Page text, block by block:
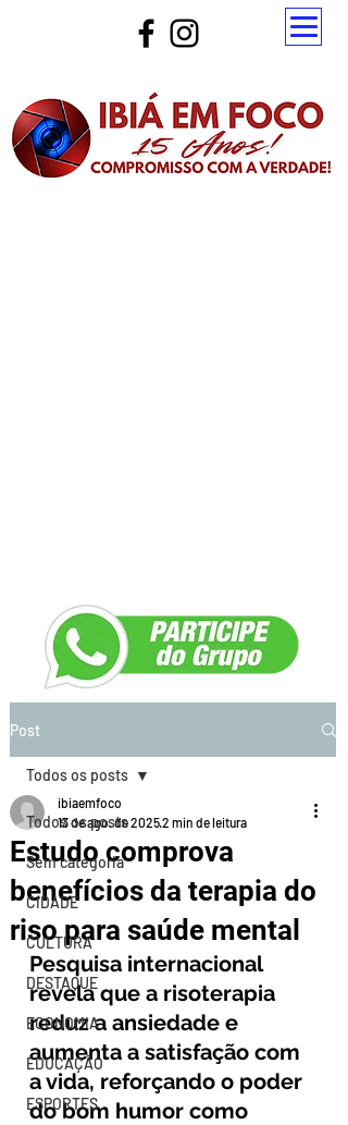
Post
Todos os posts
Sem categoria
CIDADE
CULTURA
DESTAQUE
ECONOMIA
EDUCAÇÃO
ESPORTES
Todos os posts
Estudo comprova
benefícios da terapia do
riso para saúde mental
ibiaemfoco
13 de ago. de 20252 min de leitura
Pesquisa internacional
revela que a risoterapia
reduz a ansiedade e
aumenta a satisfação com
a vida, reforçando o poder
do bom humor como